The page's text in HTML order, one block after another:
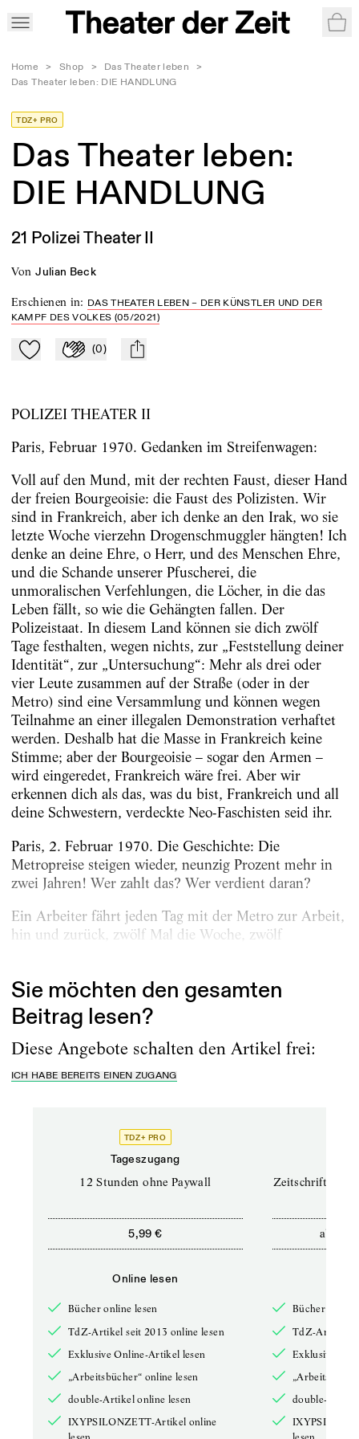
Home > Shop > Das Theater leben
>
Das Theater leben: DIE HANDLUNG
TDZ+ PRO
Das Theater leben:
DIE HANDLUNG
21 Polizei Theater II
von Julian Beck
Erschienen in: DAS THEATER LEBEN – DER KÜNSTLER UND DER
KAMPF DES VOLKES (05/2021)
Zu Mein-TdZ hinzufügen
Applaudieren
(0) mail
POLIZEI THEATER II
Paris, Februar 1970. Gedanken im Streifenwagen:
Voll auf den Mund, mit der rechten Faust, dieser Hand
der freien Bourgeoisie: die Faust des Polizisten. Wir
sind in Frankreich, aber ich denke an den Irak, wo sie
letzte Woche vierzehn Drogenschmuggler hängten! Ich
denke an deine Ehre, o Herr, und des Menschen Ehre,
und die Schande unserer Pfuscherei, die
unmoralischen Verfehlungen, die Löcher, in die das
Leben fällt, so wie die Gehängten fallen. Der
Polizeistaat. In diesem Land können sie dich zwölf
Tage festhalten, wegen nichts, zur „Feststellung deiner
Identität“, zur „Untersuchung“: Mehr als drei oder
vier Leute zusammen auf der Straße (oder in der
Metro) sind eine Versammlung und können wegen
Teilnahme an einer illegalen Demonstration verhaftet
werden. Deshalb hat die Masse in Frankreich keine
Stimme; aber der Bourgeoisie – sogar den Armen –
wird eingeredet, Frankreich wäre frei. Aber wir
erkennen dich als das, was du bist, Frankreich und all
deine Schwestern, verdeckte Neo-Faschisten seid ihr.
Paris, 2. Februar 1970. Die Geschichte: Die
Metropreise steigen wieder, neunzig Prozent mehr in
zwei Jahren! Wer zahlt das? Wer verdient daran?
Ein Arbeiter fährt jeden Tag mit der Metro zur Arbeit,
hin und zurück, zwölf Mal die Woche, zwölf
Sie möchten den gesamten
Beitrag lesen?
Diese Angebote schalten den Artikel frei:
ICH HABE BEREITS EINEN ZUGANG
TDZ+ PRO
Tageszugang
12 Stunden ohne Paywall
5,99 €
Online lesen
Bücher online lesen
TdZ-Artikel seit 2013 online lesen
Exklusive Online-Artikel lesen
„Arbeitsbücher“ online lesen
double-Artikel online lesen
IXYPSILONZETT-Artikel online
Zeitschriften
ab
Bücher online
TdZ-Artikel
Exklusive
double-